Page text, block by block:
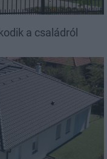
a családról